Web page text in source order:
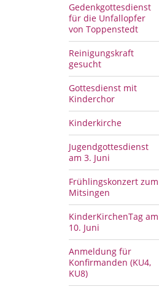
Gedenkgottesdienst
für die Unfallopfer
von Toppenstedt
Reinigungskraft
gesucht
Gottesdienst mit
Kinderchor
Kinderkirche
Jugendgottesdienst
am 3. Juni
Frühlingskonzert zum
Mitsingen
KinderKirchenTag am
10. Juni
Anmeldung für
Konfirmanden (KU4,
KU8)